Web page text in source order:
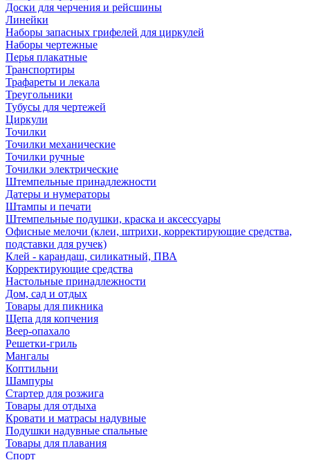
Доски для черчения и рейсшины
Линейки
Наборы запасных грифелей для циркулей
Наборы чертежные
Перья плакатные
Транспортиры
Трафареты и лекала
Треугольники
Тубусы для чертежей
Циркули
Точилки
Точилки механические
Точилки ручные
Точилки электрические
Штемпельные принадлежности
Датеры и нумераторы
Штампы и печати
Штемпельные подушки, краска и аксессуары
Офисные мелочи (клеи, штрихи, корректирующие средства,
подставки для ручек)
Клей - карандаш, силикатный, ПВА
Корректирующие средства
Настольные принадлежности
Дом, сад и отдых
Товары для пикника
Щепа для копчения
Веер-опахало
Решетки-гриль
Мангалы
Коптильни
Шампуры
Стартер для розжига
Товары для отдыха
Кровати и матрасы надувные
Подушки надувные спальные
Товары для плавания
Спорт